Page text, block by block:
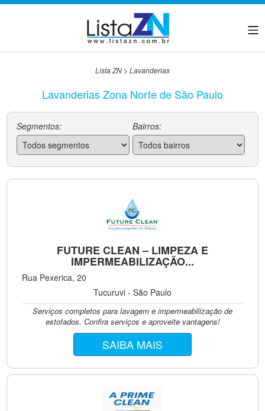
Lista ZN > Lavanderias
Lavanderias Zona Norte de São Paulo
Segmentos: Bairros:
FUTURE CLEAN – LIMPEZA E
IMPERMEABILIZAÇÃO...
Rua Pexerica, 20
Tucuruvi - São Paulo
Serviços completos para lavagem e impermeabilização de
estofados. Confira serviços e aproveite vantagens!
SAIBA MAIS